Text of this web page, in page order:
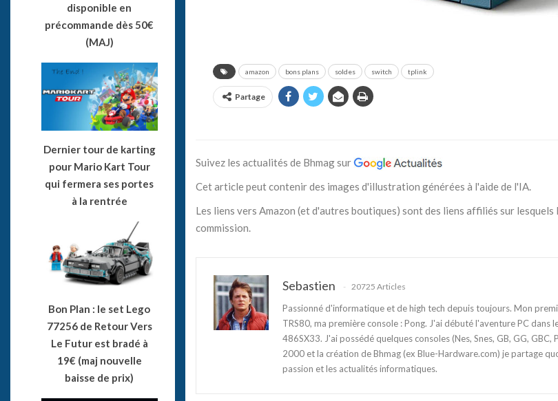
amazon bons plans soldes switch tplink
Partage
Suivez les actualités de Bhmag sur
Cet article peut contenir des images d'illustration générées à l'aide de l'IA.
Les liens vers Amazon (et d'autres boutiques) sont des liens affiliés sur lesquels
commission.
Sebastien 20725 Articles
Passionné d'informatique et de high tech depuis toujours. Mon
TRS80, ma première console : Pong. J'ai débuté l'aventure PC dans
486SX33. J'ai possédé quelques consoles (Nes, Snes, GB, GG, GBC,
2000 et la création de Bhmag (ex Blue-Hardware.com) je partage
passion et les actualités informatiques.
disponible en
précommande dès 50€
(MAJ)
Dernier tour de karting
pour Mario Kart Tour
qui fermera ses portes
à la rentrée
Bon Plan : le set Lego
77256 de Retour Vers
Le Futur est bradé à
19€ (maj nouvelle
baisse de prix)